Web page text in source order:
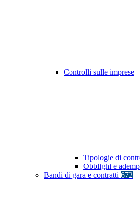
Controlli sulle imprese
Tipologie di
Obblighi e
Bandi di gara e contratti 672